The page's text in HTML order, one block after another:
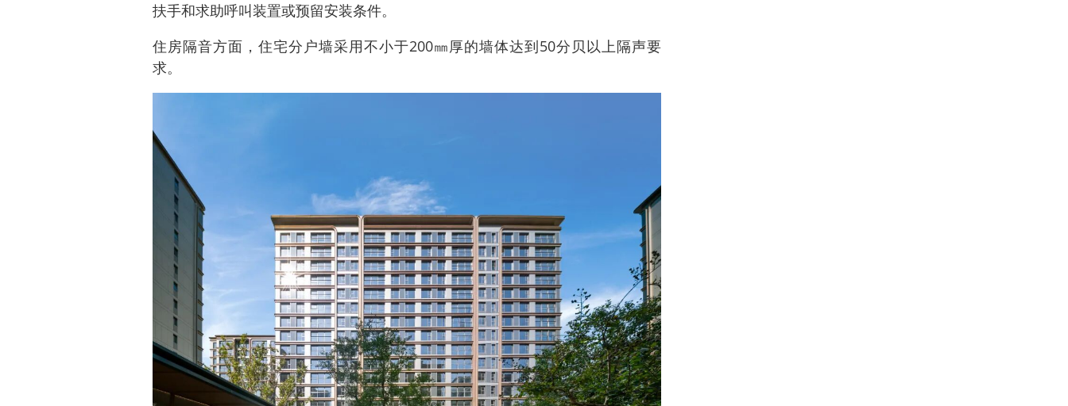
扶手和求助呼叫装置或预留安装条件。
住房隔音方面，住宅分户墙采用不小于200㎜厚的墙体达到50分贝以上隔声要
求。